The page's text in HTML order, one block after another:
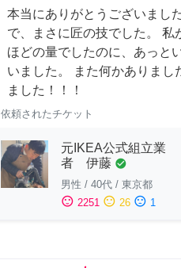
本当にありがとうございまし
で、まさに匠の技でした。 私
ほどの量でしたのに、あっと
いました。 また何かありま
ました！！！
依頼されたチケット
元IKEA公式組立業
者 伊藤 check_circle
男性 / 40代 / 東京都
sentiment_satisfied 2251 sentiment_neutral 26 sentiment_dissatisfied 1